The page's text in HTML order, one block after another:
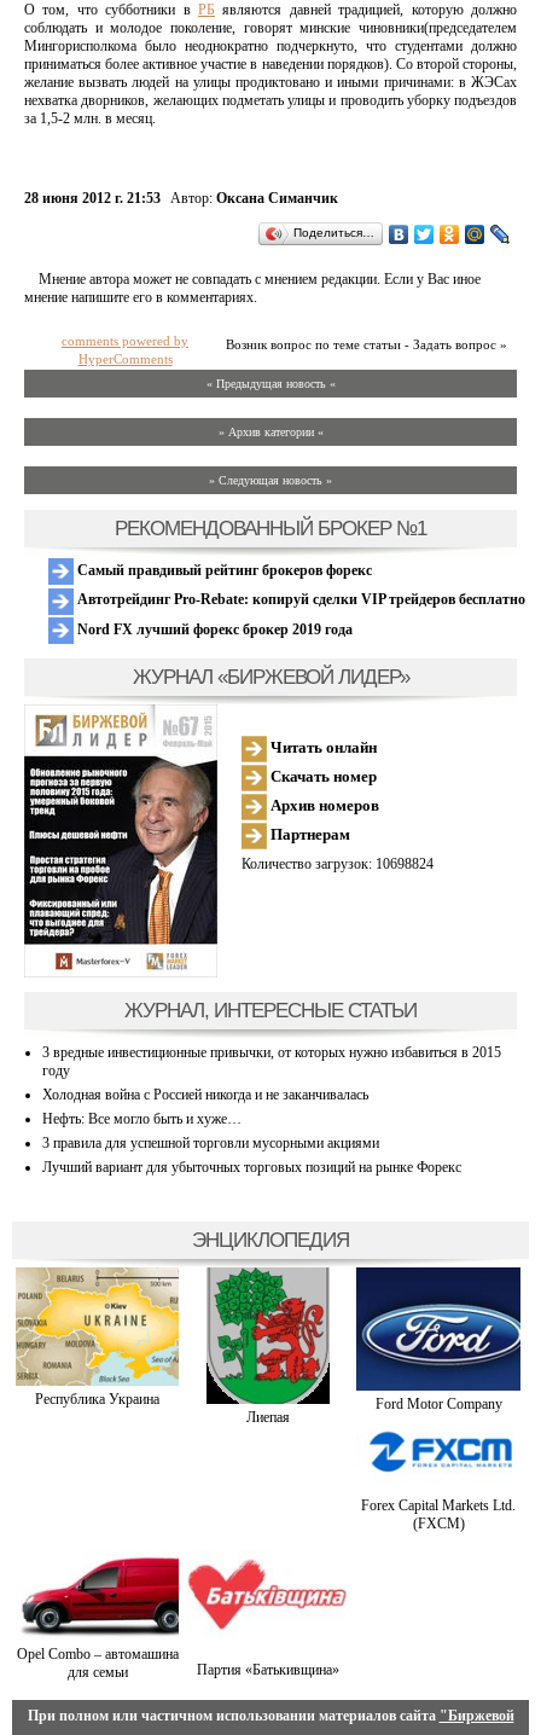
О том, что субботники в РБ являются давней традицией, которую должно
соблюдать и молодое поколение, говорят минские чиновники(председателем
Мингорисполкома было неоднократно подчеркнуто, что студентами должно
приниматься более активное участие в наведении порядков). Со второй стороны,
желание вызвать людей на улицы продиктовано и иными причинами: в ЖЭСах
нехватка дворников, желающих подметать улицы и проводить уборку подъездов
за 1,5-2 млн. в месяц.
28 июня 2012 г. 21:53 Автор: Оксана Симанчик
Поделиться…
Мнение автора может не совпадать с мнением редакции. Если у Вас иное
мнение напишите его в комментариях.
Возник вопрос по теме статьи - Задать вопрос »
comments powered by
HyperComments
« Предыдущая новость «
» Архив категории «
» Следующая новость »
РЕКОМЕНДОВАННЫЙ БРОКЕР №1
Самый правдивый рейтинг брокеров форекс
Автотрейдинг Pro-Rebate: копируй сделки VIP трейдеров бесплатно
Nord FX лучший форекс брокер 2019 года
ЖУРНАЛ «БИРЖЕВОЙ ЛИДЕР»
Читать онлайн
Скачать номер
Архив номеров
Партнерам
Количество загрузок: 10698824
ЖУРНАЛ, ИНТЕРЕСНЫЕ СТАТЬИ
3 вредные инвестиционные привычки, от которых нужно избавиться в 2015
году
Холодная война с Россией никогда и не заканчивалась
Нефть: Все могло быть и хуже…
3 правила для успешной торговли мусорными акциями
Лучший вариант для убыточных торговых позиций на рынке Форекс
ЭНЦИКЛОПЕДИЯ
Республика Украина
Лиепая
Ford Motor Company
Forex Capital Markets Ltd.
(FXCM)
Opel Combo – автомашина
для семьи
Партия «Батькивщина»
При полном или частичном использовании материалов сайта "Биржевой